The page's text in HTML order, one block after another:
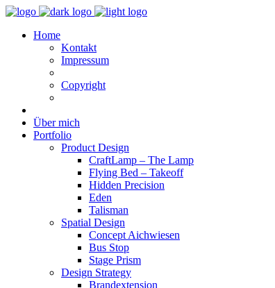
Home
Kontakt
Impressum
Copyright
Über mich
Portfolio
Product Design
CraftLamp – The Lamp
Flying Bed – Takeoff
Hidden Precision
Eden
Talisman
Spatial Design
Concept Aichwiesen
Bus Stop
Stage Prism
Design Strategy
Brandextension